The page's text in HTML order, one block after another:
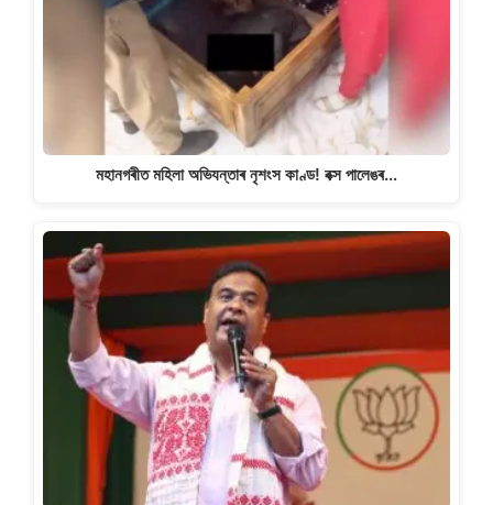
মহানগৰীত মহিলা অভিযন্তাৰ নৃশংস কাণ্ড! বক্স পালেঙৰ…